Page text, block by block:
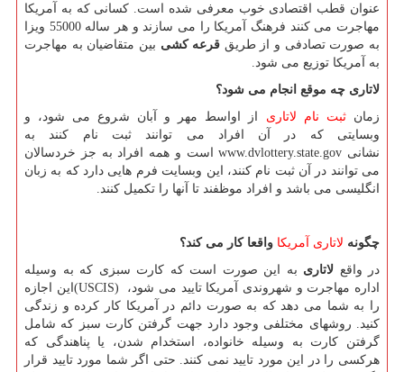
عنوان قطب اقتصادی خوب معرفی شده است. کسانی که به آمریکا
مهاجرت می کنند فرهنگ آمریکا را می سازند و هر ساله 55000 ویزا
به صورت تصادفی و از طریق قرعه کشی بین متقاضیان به مهاجرت
به آمریکا توزیع می شود.
لاتاری چه موقع انجام می شود؟
زمانثبت نام لاتاری
از اواسط مهر و آبان شروع می شود، و
وبسایتی که در آن افراد می توانند ثبت نام کنند به
نشانی www.dvlottery.state.gov
است و همه افراد به جز خردسالان
می توانند در آن ثبت نام کنند، این وبسایت فرم هایی دارد که به زبان
انگلیسی می باشد و افراد موظفند تا آنها را تکمیل کنند.
چگونه لاتاری آمریکا واقعا کار می کند؟
در واقع لاتاری به این صورت است که کارت سبزی که به وسیله
اداره مهاجرت و شهروندی آمریکا تایید می شود،
(USCIS) این اجازه
را به شما می دهد که به صورت دائم در آمریکا کار کرده و زندگی
کنید. روشهای مختلفی وجود دارد جهت گرفتن کارت سبز که شامل
گرفتن کارت به وسیله خانواده، استخدام شدن، یا پناهندگی که
هرکسی را در این مورد تایید نمی کنند. حتی اگر شما مورد تایید قرار